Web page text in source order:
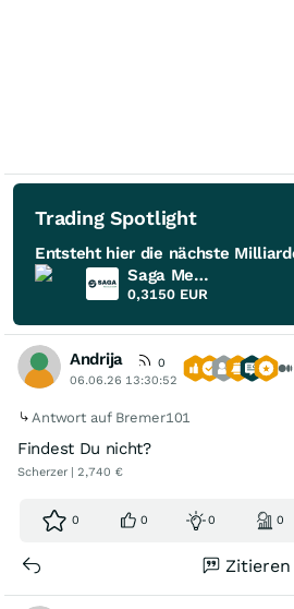
Trading Spotlight
Entsteht hier die nächste
Saga Metals
0,3150 EUR
Andrija
0
06.06.26 13:30:52
Antwort auf Bremer101
Findest Du nicht?
Scherzer | 2,740 €
0 0 0 0
Zitieren